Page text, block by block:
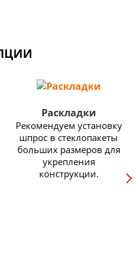
Раскладки
Рекомендуем установку
шпрос в стеклопакеты
больших размеров для
укрепления
конструкции.